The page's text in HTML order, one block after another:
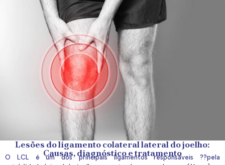
Lesões do ligamento colateral lateral do joelho:
Causas, diagnóstico e tratamento
O LCL é um dos principais ligamentos responsáveis ??pela